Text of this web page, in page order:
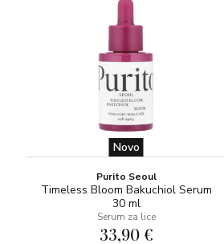
Novo
Purito Seoul
Timeless Bloom Bakuchiol Serum
30 ml
Serum za lice
33,90 €